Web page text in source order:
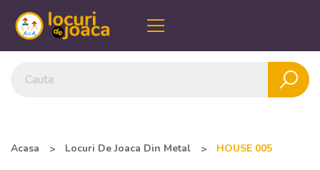
Acasa Locuri De Joaca Din Metal HOUSE 005